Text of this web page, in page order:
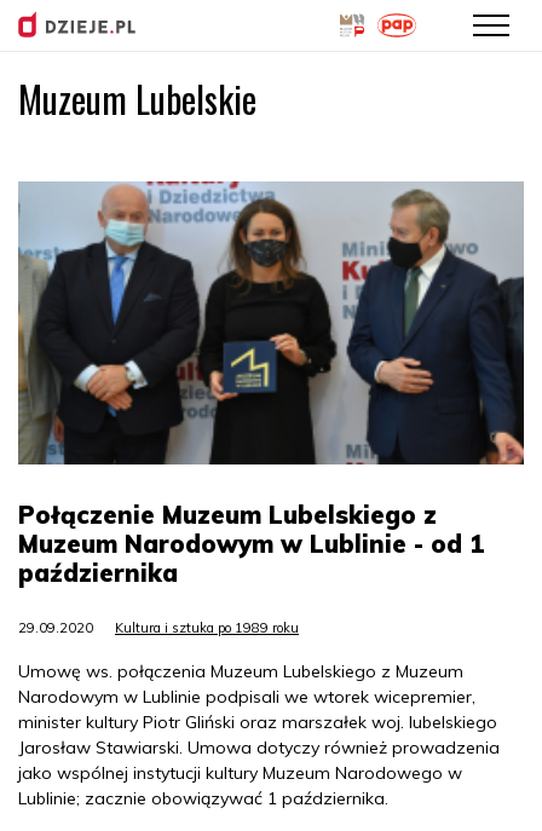
Muzeum Lubelskie
Połączenie Muzeum Lubelskiego z
Muzeum Narodowym w Lublinie - od 1
października
29.09.2020 Kultura i sztuka po 1989 roku
Umowę ws. połączenia Muzeum Lubelskiego z Muzeum
Narodowym w Lublinie podpisali we wtorek wicepremier,
minister kultury Piotr Gliński oraz marszałek woj. lubelskiego
Jarosław Stawiarski. Umowa dotyczy również prowadzenia
jako wspólnej instytucji kultury Muzeum Narodowego w
Lublinie; zacznie obowiązywać 1 października.